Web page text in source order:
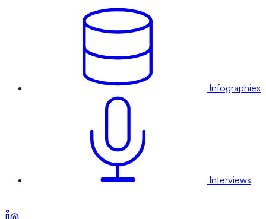
Infographies
Interviews